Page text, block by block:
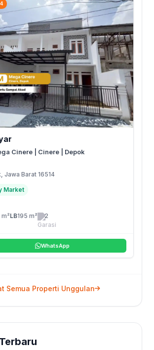
Cinere | Cinere | Depok
Jawa Barat 16514
Market
LB195 m² 2
WhatsApp
Semua Properti Unggulan